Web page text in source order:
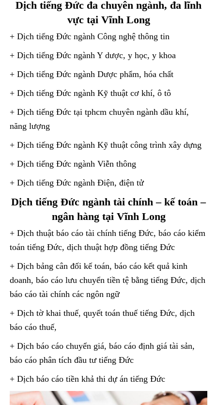
Dịch tiếng Đức đa chuyên ngành, đa lĩnh
vực tại Vĩnh Long
+ Dịch tiếng Đức ngành Công nghệ thông tin
+ Dịch tiếng Đức ngành Y dược, y học, y khoa
+ Dịch tiếng Đức ngành Dược phẩm, hóa chất
+ Dịch tiếng Đức ngành Kỹ thuật cơ khí, ô tô
+ Dịch tiếng Đức tại tphcm chuyên ngành dầu khí,
năng lượng
+ Dịch tiếng Đức ngành Kỹ thuật công trình xây dựng
+ Dịch tiếng Đức ngành Viễn thông
+ Dịch tiếng Đức ngành Điện, điện tử
Dịch tiếng Đức ngành tài chính – kế toán –
ngân hàng tại Vĩnh Long
+ Dịch thuật báo cáo tài chính tiếng Đức, báo cáo kiểm
toán tiếng Đức, dịch thuật hợp đồng tiếng Đức
+ Dịch bảng cân đối kế toán, báo cáo kết quả kinh
doanh, báo cáo lưu chuyển tiền tệ bằng tiếng Đức, dịch
báo cáo tài chính các ngôn ngữ
+ Dịch tờ khai thuế, quyết toán thuế tiếng Đức, dịch
báo cáo thuế,
+ Dịch báo cáo chuyển giá, báo cáo định giá tài sản,
báo cáo phân tích đầu tư tiếng Đức
+ Dịch báo cáo tiền khả thi dự án tiếng Đức